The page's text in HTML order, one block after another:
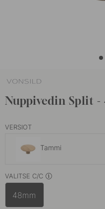
Nuppivedin Split
VERSIOT
Tammi
Pähkinäpuu
VALITSE C/C
48mm